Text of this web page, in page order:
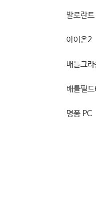
발로란트
아이온2
배틀그
배틀필
명품 PC